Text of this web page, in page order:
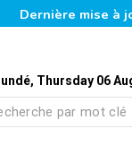
Dernière mise à
Thursday 06